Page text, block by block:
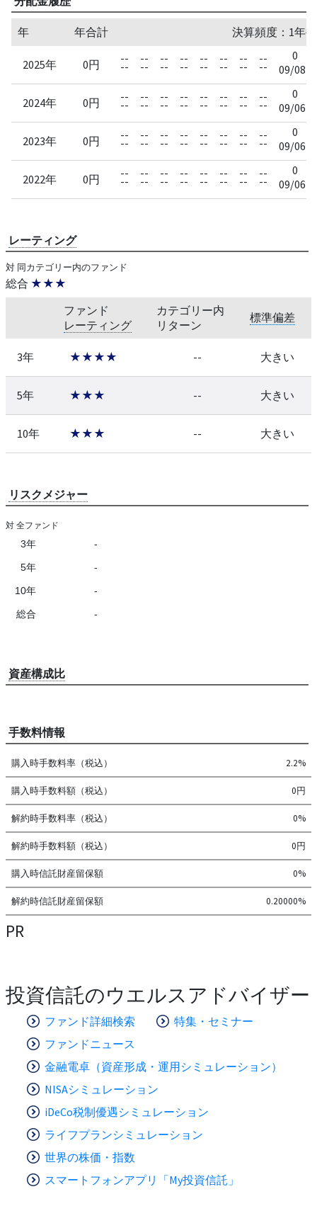
年 年合計 決算頻度：1年
2025年 0円 --
--
--
--
--
--
--
--
--
--
--
--
--
--
--
--
0
09/08
2024年 0円 --
--
--
--
--
--
--
--
--
--
--
--
--
--
--
--
0
09/06
2023年 0円 --
--
--
--
--
--
--
--
--
--
--
--
--
--
--
--
0
09/06
2022年 0円 --
--
--
--
--
--
--
--
--
--
--
--
--
--
--
--
0
09/06
レーティング
対 同カテゴリー内のファンド
総合 ★★★
ファンド
レーティング
カテゴリー内
リターン
標準偏差
3年 ★★★★ -- 大きい
5年 ★★★ -- 大きい
10年 ★★★ -- 大きい
リスクメジャー
対 全ファンド
3年 -
5年 -
10年 -
総合 -
資産構成比
手数料情報
購入時手数料率（税込） 2.2%
購入時手数料額（税込） 0円
解約時手数料率（税込） 0%
解約時手数料額（税込） 0円
購入時信託財産留保額 0%
解約時信託財産留保額 0.20000%
PR
投資信託のウエルスアドバイザー
ファンド詳細検索
特集・セミナー
ファンドニュース
金融電卓（資産形成・運用シミュレーション）
NISAシミュレーション
iDeCo税制優遇シミュレーション
ライフプランシミュレーション
世界の株価・指数
スマートフォンアプリ「My投資信託」